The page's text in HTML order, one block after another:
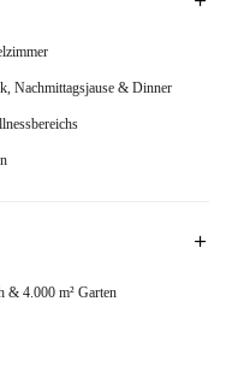
Nachmittagsjause & Dinner
& 4.000 m² Garten